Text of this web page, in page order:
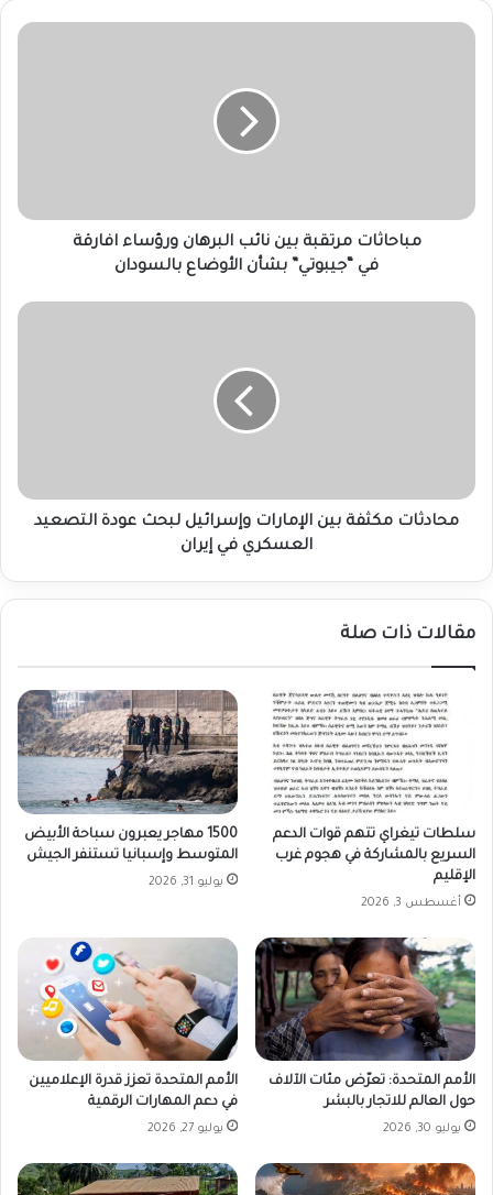
مباحاثات
بشأن
مباحاثات مرتقبة بين نائب البرهان ورؤساء افارقة
في “جيبوتي” بشأن الأوضاع بالسودان
محادثات
العسكري
محادثات مكثفة بين الإمارات وإسرائيل لبحث عودة التصعيد
العسكري في إيران
مقالات ذات صلة
سلطات تيغراي تتهم قوات الدعم
السريع بالمشاركة في هجوم غرب
الإقليم
أغسطس 3, 2026
1500 مهاجر يعبرون سباحة الأبيض
المتوسط وإسبانيا تستنفر الجيش
يوليو 31, 2026
الأمم المتحدة: تعرّض مئات الآلاف
حول العالم للاتجار بالبشر
يوليو 30, 2026
الأمم المتحدة تعزز قدرة الإعلاميين
في دعم المهارات الرقمية
يوليو 27, 2026